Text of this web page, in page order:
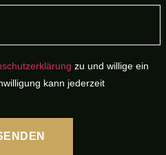
zu und willige ein
kann jederzeit